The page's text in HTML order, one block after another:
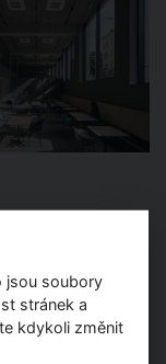
jsou soubory
stránek a
kdykoli změnit